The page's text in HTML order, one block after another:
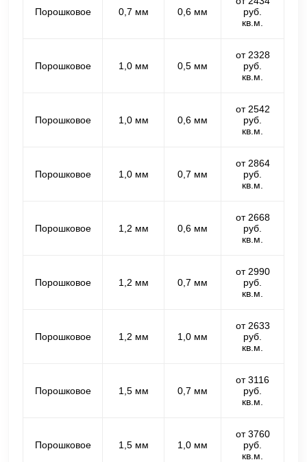
Порошковое 0,7 мм 0,6 мм
руб.
кв.м.
Порошковое 1,0 мм 0,5 мм
от 2328
руб.
кв.м.
Порошковое 1,0 мм 0,6 мм
от 2542
руб.
кв.м.
Порошковое 1,0 мм 0,7 мм
от 2864
руб.
кв.м.
Порошковое 1,2 мм 0,6 мм
от 2668
руб.
кв.м.
Порошковое 1,2 мм 0,7 мм
от 2990
руб.
кв.м.
Порошковое 1,2 мм 1,0 мм
от 2633
руб.
кв.м.
Порошковое 1,5 мм 0,7 мм
от 3116
руб.
кв.м.
Порошковое 1,5 мм 1,0 мм
от 3760
руб.
кв.м.